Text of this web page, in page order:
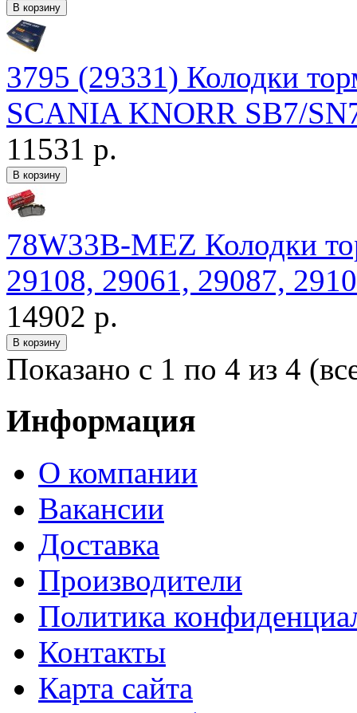
3795 (29331) Колодки
SCANIA KNORR SB7/
11531 р.
78W33B-MEZ Колодки
29108, 29061, 29087,
14902 р.
Показано с 1 по 4 из 4
Информация
О компании
Вакансии
Доставка
Производители
Политика
Контакты
Карта сайта